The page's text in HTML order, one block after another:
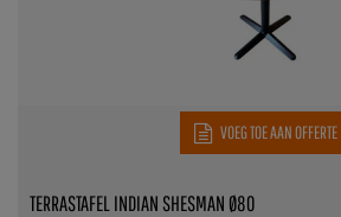
VOEG TOE AAN OFFERTE
TERRASTAFEL INDIAN SHESMAN Ø80